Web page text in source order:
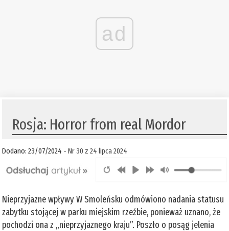
ad
Rosja: Horror from real Mordor
Dodano: 23/07/2024 -Nr 30 z 24 lipca 2024
Nieprzyjazne wpływy W Smoleńsku odmówiono nadania statusu
zabytku stojącej w parku miejskim rzeźbie, ponieważ uznano, że
pochodzi ona z „nieprzyjaznego kraju”. Poszło o posąg jelenia